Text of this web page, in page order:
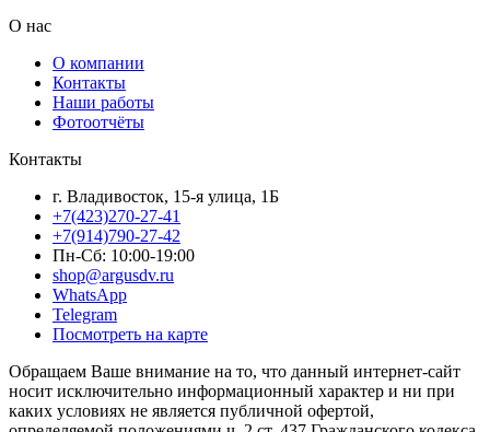
О нас
О компании
Контакты
Наши работы
Фотоотчёты
Контакты
г. Владивосток, 15-я улица, 1Б
+7(423)270-27-41
+7(914)790-27-42
Пн-Сб: 10:00-19:00
shop@argusdv.ru
WhatsApp
Telegram
Посмотреть на карте
Обращаем Ваше внимание на то, что данный интернет-сайт
носит исключительно информационный характер и ни при
каких условиях не является публичной офертой,